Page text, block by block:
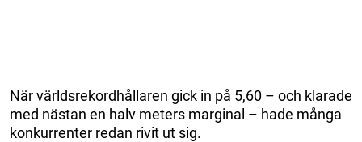
När världsrekordhållaren gick in på 5,60 – och klarade
med nästan en halv meters marginal – hade många
konkurrenter redan rivit ut sig.